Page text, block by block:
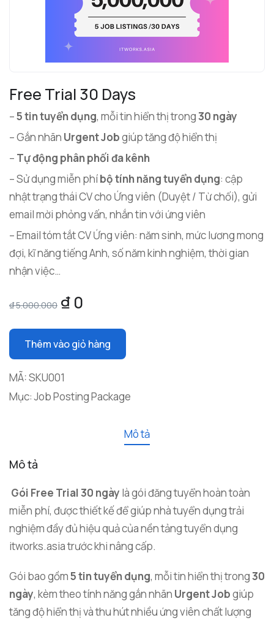
Free Trial 30 Days
–5 tin tuyển dụng, mỗi tin hiển thị trong30 ngày
– Gắn nhãn Urgent Jobgiúp tăng độ hiển thị
– Tự động phân phối đa kênh
– Sử dụng miễn phíbộ tính năng tuyển dụng: cập
nhật trạng thái CV cho Ứng viên (Duyệt / Từ chối), gửi
email mời phỏng vấn, nhắn tin với ứng viên
– Email tóm tắt CV Ứng viên: năm sinh, mức lương mong
đợi, kĩ năng tiếng Anh, số năm kinh nghiệm, thời gian
nhận việc…
₫5.000.000 ₫0
Thêm vào giỏ hàng
MÃ:SKU001
Mục: Job Posting Package
Mô tả
Mô tả
Gói Free Trial 30 ngày là gói đăng tuyển hoàn toàn
miễn phí, được thiết kế để giúp nhà tuyển dụng trải
nghiệm đầy đủ hiệu quả của nền tảng tuyển dụng
itworks.asia trước khi nâng cấp.
Gói bao gồm5 tin tuyển dụng, mỗi tin hiển thị trong30
ngày, kèm theo tính năng gắn nhãn Urgent Jobgiúp
tăng độ hiển thị và thu hút nhiều ứng viên chất lượng